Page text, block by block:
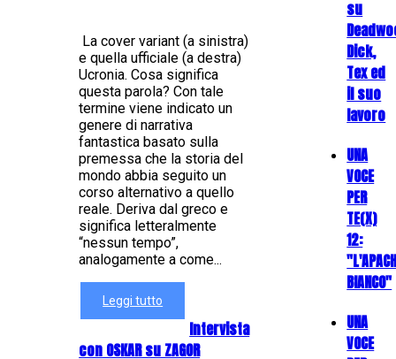
La cover variant (a sinistra)
e quella ufficiale (a destra)
Ucronia. Cosa significa
questa parola? Con tale
termine viene indicato un
genere di narrativa
fantastica basato sulla
premessa che la storia del
mondo abbia seguito un
corso alternativo a quello
reale. Deriva dal greco e
significa letteralmente
“nessun tempo”,
analogamente a come...
Leggi tutto
Intervista
con OSKAR su ZAGOR
su
Dick,
Tex ed
il suo
lavoro
UNA
VOCE
PER
TE(X)
12:
BIANCO"
UNA
VOCE